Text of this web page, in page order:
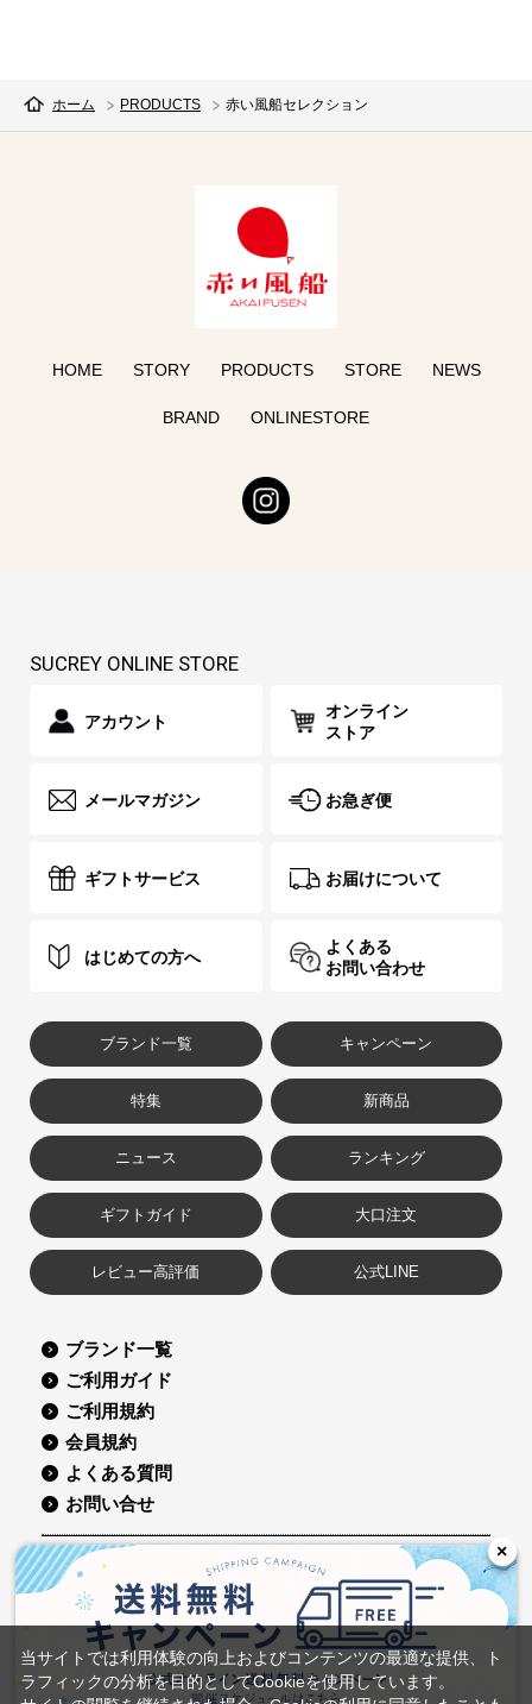
×
ホーム PRODUCTS 赤い風船セレクション
HOME STORY PRODUCTS STORE NEWS
BRAND ONLINESTORE
SUCREY ONLINE STORE
アカウント
オンライン
ストア
メールマガジン お急ぎ便
ギフトサービス お届けについて
はじめての方へ
よくある
お問い合わせ
ブランド一覧 キャンペーン
特集 新商品
ニュース ランキング
ギフトガイド 大口注文
レビュー高評価 公式LINE
ブランド一覧
ご利用ガイド
ご利用規約
会員規約
よくある質問
お問い合せ
コーポレートサイト
会社概要
採用情報
グループ会社
プライバシーポリシー
特定商取引に関する表記
©Sucrey Co.,Ltd. All Rights Reserved.
当サイトでは利用体験の向上およびコンテンツの最適な提供、ト
ラフィックの分析を目的としてCookieを使用しています。